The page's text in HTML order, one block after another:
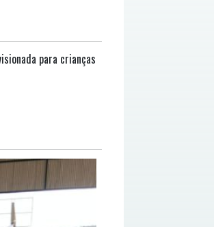
para crianças